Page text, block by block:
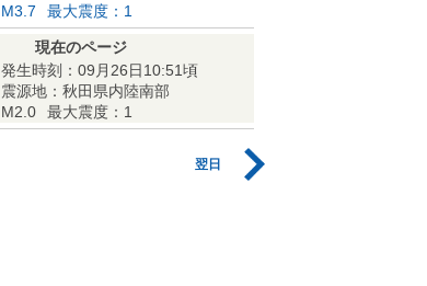
M3.7
最大震度：1
現在のページ
発生時刻：09月26日10:51頃
震源地：秋田県内陸南部
M2.0
最大震度：1
翌日